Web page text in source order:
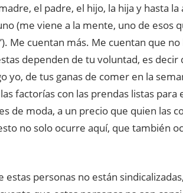
el padre, el hijo, la hija y hasta
(me viene a la mente, uno de esos
Me cuentan más. Me cuentan que
dependen de tu voluntad, es decir
yo, de tus ganas de comer en la
factorías con las prendas listas
de moda, a un precio que quien las
no solo ocurre aquí, que también
estas personas no están